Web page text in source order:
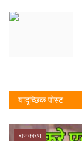
यादृच्छिक पोस्ट
राजकारण